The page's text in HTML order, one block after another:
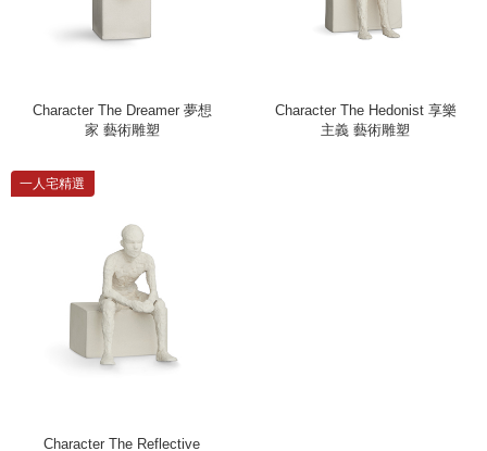
Character The Dreamer 夢想
家 藝術雕塑
Character The Hedonist 享樂
主義 藝術雕塑
一人宅精選
Character The Reflective